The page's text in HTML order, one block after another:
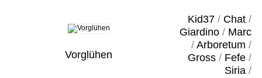
Kid37/ Chat/
Giardino/ Marc
/ Arboretum /
Gross/ Fefe/
Siria/
Vorglühen